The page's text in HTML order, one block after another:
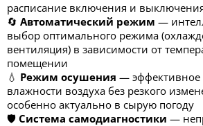
расписание включения и
🔄 Автоматический режим —
выбор оптимального режима
вентиляция) в зависимости от
помещении
💧 Режим осушения —
влажности воздуха без резкого
особенно актуально в сырую погоду
🛡️ Система самодиагностики —